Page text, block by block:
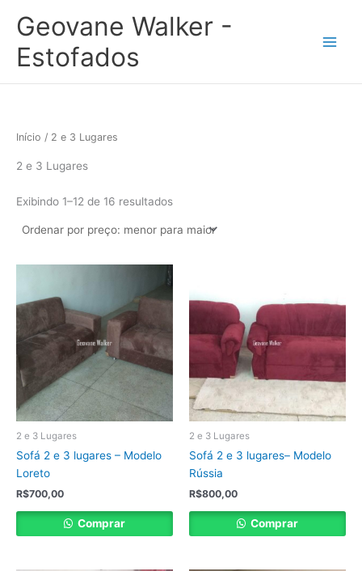
para
conteúdo
Geovane Walker -
Estofados
Início / 2 e 3 Lugares
2 e 3 Lugares
Exibindo 1–12 de 16 resultados
por
preço:
baixo
2 e 3 Lugares
Sofá 2 e 3 lugares – Modelo
Loreto
R$700,00
Comprar
2 e 3 Lugares
Sofá 2 e 3 lugares– Modelo
Rússia
R$800,00
Comprar